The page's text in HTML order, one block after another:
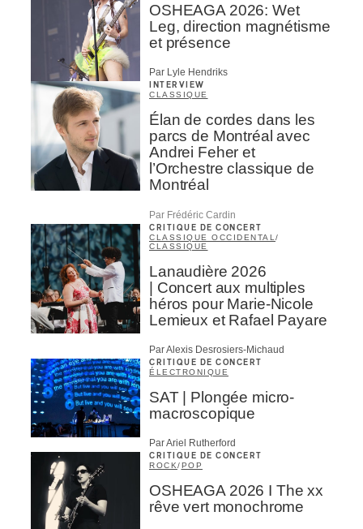
OSHEAGA 2026: Wet
Leg, direction magnétisme
et présence
Par Lyle Hendriks
INTERVIEW
CLASSIQUE
Élan de cordes dans les
parcs de Montréal avec
Andrei Feher et
l’Orchestre classique de
Montréal
Par Frédéric Cardin
CRITIQUE DE CONCERT
CLASSIQUE OCCIDENTAL /
CLASSIQUE
Lanaudière 2026
| Concert aux multiples
héros pour Marie-Nicole
Lemieux et Rafael Payare
Par Alexis Desrosiers-Michaud
CRITIQUE DE CONCERT
ÉLECTRONIQUE
SAT | Plongée micro-
macroscopique
Par Ariel Rutherford
CRITIQUE DE CONCERT
ROCK/ POP
OSHEAGA 2026 I The xx
rêve vert monochrome